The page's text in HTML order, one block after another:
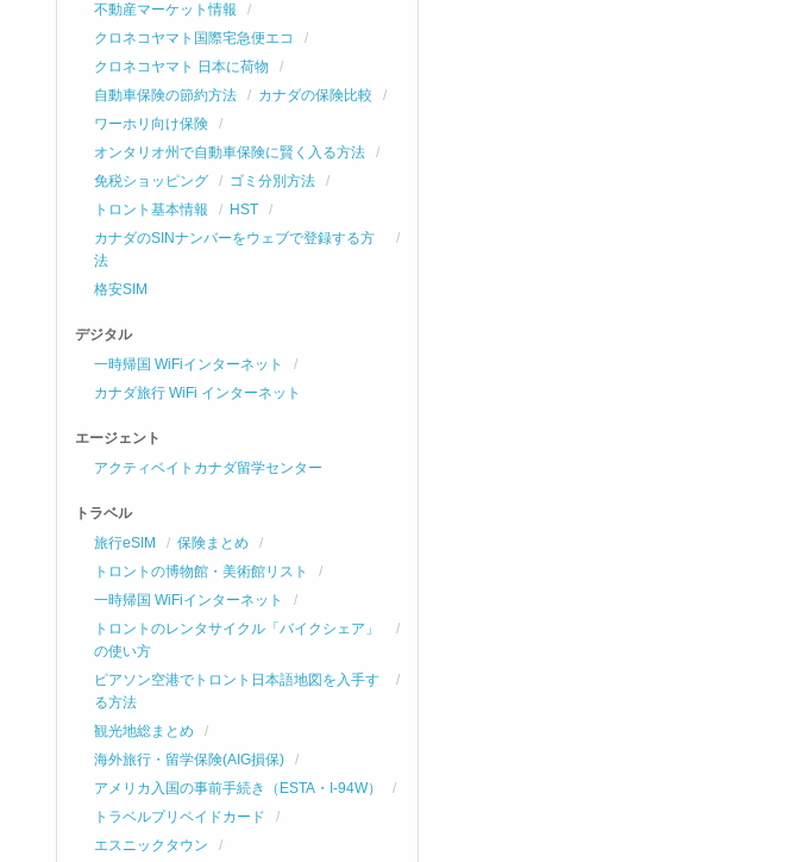
不動産マーケット情報
クロネコヤマト国際宅急便エコ
クロネコヤマト 日本に荷物
自動車保険の節約方法
カナダの保険比較
ワーホリ向け保険
オンタリオ州で自動車保険に賢く入る方法
免税ショッピング
ゴミ分別方法
トロント基本情報
HST
カナダのSINナンバーをウェブで登録する方
法
格安SIM
デジタル
一時帰国 WiFiインターネット
カナダ旅行 WiFi インターネット
エージェント
アクティベイトカナダ留学センター
トラベル
旅行eSIM
保険まとめ
トロントの博物館・美術館リスト
一時帰国 WiFiインターネット
トロントのレンタサイクル「バイクシェア」
の使い方
ピアソン空港でトロント日本語地図を入手す
る方法
観光地総まとめ
海外旅行・留学保険(AIG損保)
アメリカ入国の事前手続き（ESTA・I-94W）
トラベルプリペイドカード
エスニックタウン